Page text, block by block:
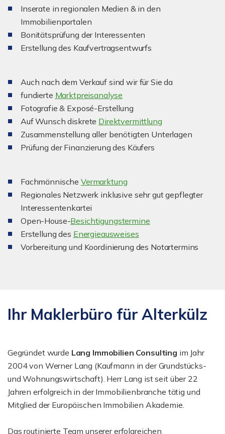
Inserate in regionalen Medien & in den
Immobilienportalen
Bonitätsprüfung der Interessenten
Erstellung des Kaufvertragsentwurfs
Auch nach dem Verkauf sind wir für Sie da
fundierte Marktpreisanalyse
Fotografie & Exposé-Erstellung
Auf Wunsch diskrete Direktvermittlung
Zusammenstellung aller benötigten Unterlagen
Prüfung der Finanzierung des Käufers
Fachmännische Vermarktung
Regionales Netzwerk inklusive sehr gut gepflegter
Interessentenkartei
Open-House-Besichtigungstermine
Erstellung des Energieausweises
Vorbereitung und Koordinierung des Notartermins
Ihr Maklerbüro für Alterkülz
Gegründet wurde Lang Immobilien Consulting im Jahr
2004 von Werner Lang (Kaufmann in der Grundstücks-
und Wohnungswirtschaft). Herr Lang ist seit über 22
Jahren erfolgreich in der Immobilienbranche tätig und
Mitglied der Europäischen Immobilien Akademie.
Das routinierte Team unserer erfolgreichen